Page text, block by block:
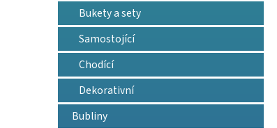
Bukety a sety
Samostojící
Chodící
Dekorativní
Bubliny